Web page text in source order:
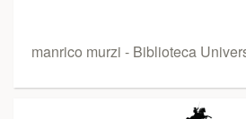
manrico murzi - Biblioteca